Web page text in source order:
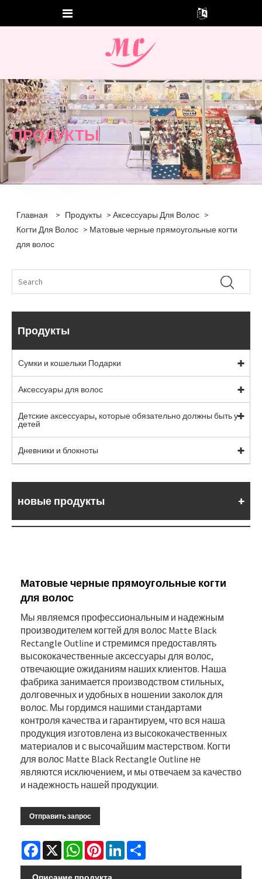
ПРОДУКТЫ
Главная > Продукты >Аксессуары Для Волос >
Когти Для Волос > Матовые черные прямоугольные когти
для волос
Продукты
Сумки и кошельки Подарки
Аксессуары для волос
Детские аксессуары, которые обязательно должны быть у
детей
Дневники и блокноты
новые продукты
Матовые черные прямоугольные когти
для волос
Мы являемся профессиональным и надежным
производителем когтей для волос Matte Black
Rectangle Outline и стремимся предоставлять
высококачественные аксессуары для волос,
отвечающие ожиданиям наших клиентов. Наша
фабрика занимается производством стильных,
долговечных и удобных в ношении заколок для
волос. Мы гордимся нашими стандартами
контроля качества и гарантируем, что вся наша
продукция изготовлена ​​из высококачественных
материалов и с высочайшим мастерством. Когти
для волос Matte Black Rectangle Outline не
являются исключением, и мы отвечаем за качество
и надежность нашей продукции.
Отправить запрос
Facebook
X WhatsAppPinterestLinkedIn